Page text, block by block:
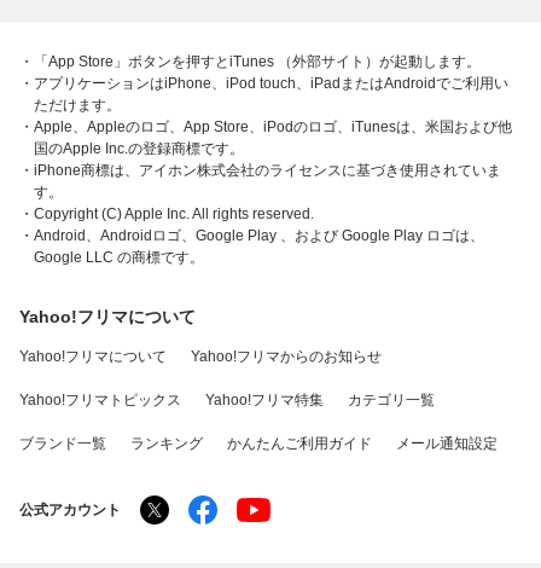
・「App Store」ボタンを押すとiTunes （外部サイト）が起動します。
・アプリケーションはiPhone、iPod touch、iPadまたはAndroidでご利用い
ただけます。
・Apple、Appleのロゴ、App Store、iPodのロゴ、iTunesは、米国および他
国のApple Inc.の登録商標です。
・iPhone商標は、アイホン株式会社のライセンスに基づき使用されていま
す。
・Copyright (C) Apple Inc. All rights reserved.
・Android、Androidロゴ、Google Play 、および Google Play ロゴは、
Google LLC の商標です。
Yahoo!フリマについて
Yahoo!フリマについて Yahoo!フリマからのお知らせ
Yahoo!フリマトピックス Yahoo!フリマ特集 カテゴリ一覧
ブランド一覧 ランキング かんたんご利用ガイド メール通知設定
公式アカウント